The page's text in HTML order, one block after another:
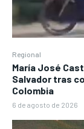
Regional
María José
Salvador tras
Colombia
6 de agosto de 2026